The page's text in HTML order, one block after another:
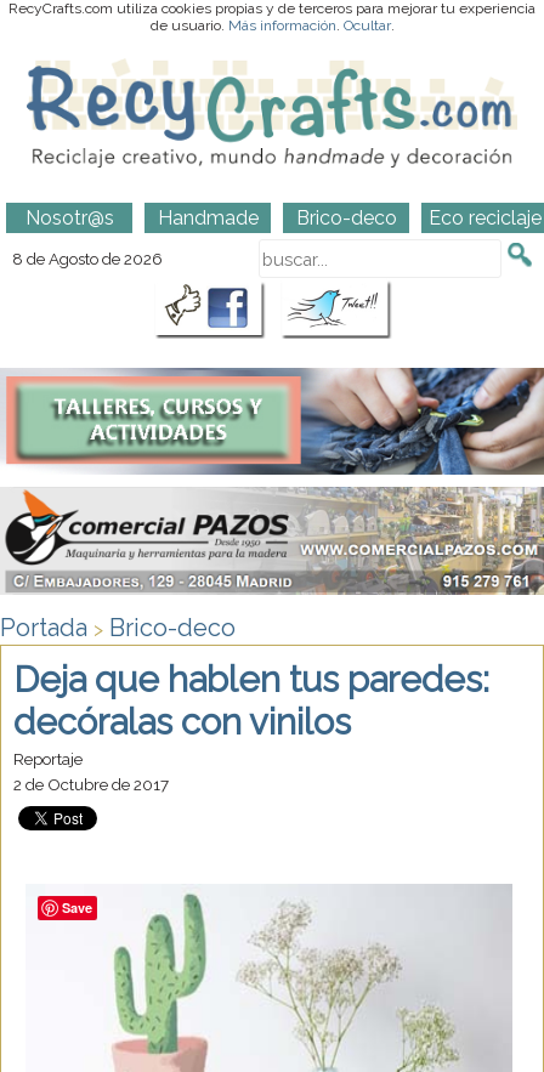
RecyCrafts.com utiliza cookies propias y de terceros para mejorar tu experiencia
de usuario. Más información. Ocultar.
Nosotr@s Handmade Brico-deco Eco reciclaje
8 de Agosto de 2026
Portada > Brico-deco
Deja que hablen tus paredes:
decóralas con vinilos
Reportaje
2 de Octubre de 2017
Save